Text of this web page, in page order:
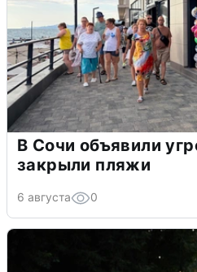
В Сочи объявили
закрыли пляжи
6 августа 0